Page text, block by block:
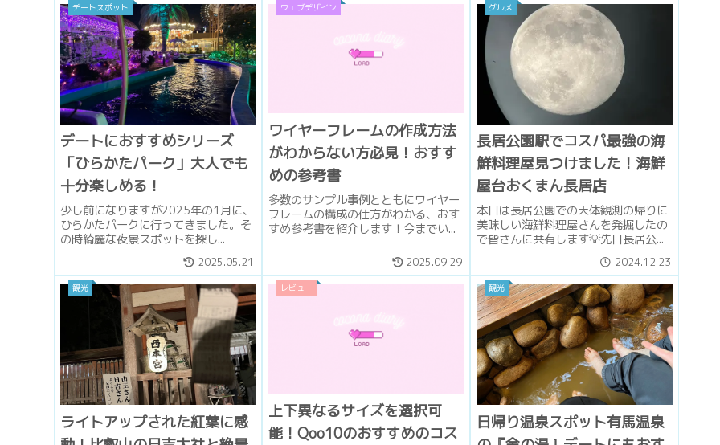
デートスポット
デートにおすすめシリーズ
「ひらかたパーク」大人でも
十分楽しめる！
少し前になりますが2025年の1月に、
ひらかたパークに行ってきました。そ
の時綺麗な夜景スポットを探し...
2025.05.21
ウェブデザイン
ワイヤーフレームの作成方法
がわからない方必見！おすす
めの参考書
多数のサンプル事例とともにワイヤー
フレームの構成の仕方がわかる、おす
すめ参考書を紹介します！今までい...
2025.09.29
グルメ
長居公園駅でコスパ最強の海
鮮料理屋見つけました！海鮮
屋台おくまん長居店
本日は長居公園での天体観測の帰りに
美味しい海鮮料理屋さんを発掘したの
で皆さんに共有します💡先日長居公...
2024.12.23
観光
ライトアップされた紅葉に感
レビュー
上下異なるサイズを選択可
能！Qoo10のおすすめのコス
観光
日帰り温泉スポット有馬温泉